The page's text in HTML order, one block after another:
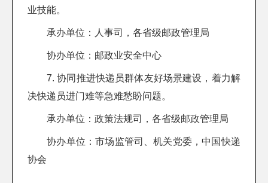
业技能。
承办单位：人事司，各省级邮政管理局
协办单位：邮政业安全中心
7. 协同推进快递员群体友好场景建设，着力解
决快递员进门难等急难愁盼问题。
承办单位：政策法规司，各省级邮政管理局
协办单位：市场监管司、机关党委，中国快递
协会